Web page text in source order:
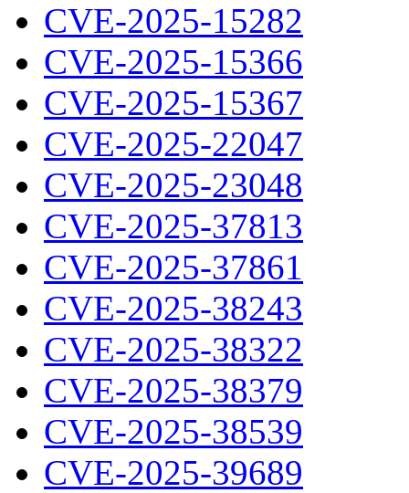
CVE-2025-15282
CVE-2025-15366
CVE-2025-15367
CVE-2025-22047
CVE-2025-23048
CVE-2025-37813
CVE-2025-37861
CVE-2025-38243
CVE-2025-38322
CVE-2025-38379
CVE-2025-38539
CVE-2025-39689